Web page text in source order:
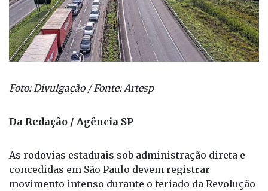
Foto: Divulgação / Fonte: Artesp
Da Redação / Agência SP
As rodovias estaduais sob administração direta e
concedidas em São Paulo devem registrar
movimento intenso durante o feriado da Revolução